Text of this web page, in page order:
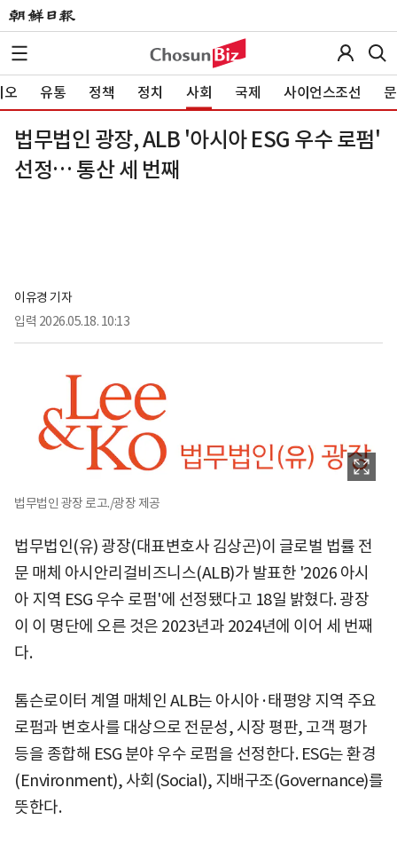
오 유통 정책 정치 사회 국제 사이언스조선
법무법인 광장, ALB '아시아 ESG 우수 로펌'
선정… 통산 세 번째
이유경 기자
입력 2026.05.18. 10:13
법무법인 광장 로고./광장 제공
법무법인(유) 광장(대표변호사 김상곤)이 글로벌 법률 전
문 매체 아시안리걸비즈니스(ALB)가 발표한 '2026 아시
아 지역 ESG 우수 로펌'에 선정됐다고 18일 밝혔다. 광장
이 이 명단에 오른 것은 2023년과 2024년에 이어 세 번째
다.
톰슨로이터 계열 매체인 ALB는 아시아·태평양 지역 주요
로펌과 변호사를 대상으로 전문성, 시장 평판, 고객 평가
등을 종합해 ESG 분야 우수 로펌을 선정한다. ESG는 환경
(Environment), 사회(Social), 지배구조(Governance)를
뜻한다.